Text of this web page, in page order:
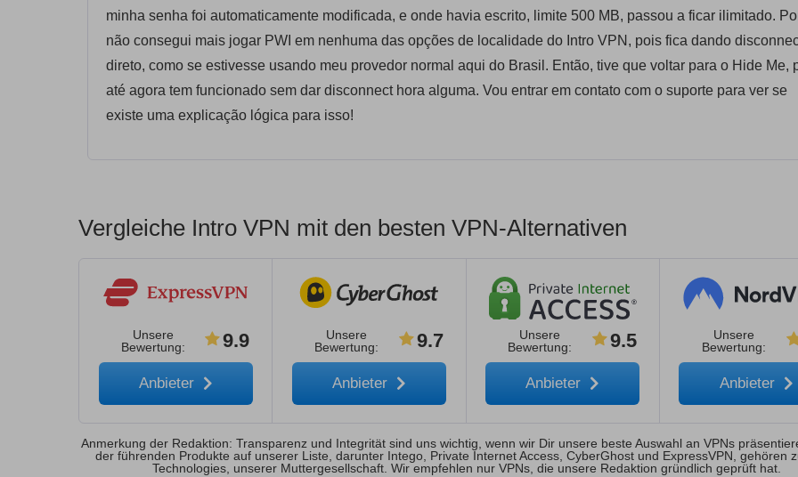
minha senha foi automaticamente modificada, e onde havia escrito, limite 500 MB, passou a ficar ilimitado.
não consegui mais jogar PWI em nenhuma das opções de localidade do Intro VPN, pois fica dando
direto, como se estivesse usando meu provedor normal aqui do Brasil. Então, tive que voltar para o Hide Me,
até agora tem funcionado sem dar disconnect hora alguma. Vou entrar em contato com o suporte para ver se
existe uma explicação lógica para isso!
Vergleiche Intro VPN mit den besten VPN-Alternativen
Unsere
Bewertung: 9.9
Anbieter
Unsere
Bewertung: 9.7
Anbieter
Unsere
Bewertung: 9.5
Anbieter
Unsere
Bewertung:
Anbieter
Anmerkung der Redaktion: Transparenz und Integrität sind uns wichtig, wenn wir Dir unsere beste Auswahl an VPNs
der führenden Produkte auf unserer Liste, darunter Intego, Private Internet Access, CyberGhost und ExpressVPN, gehören
Technologies, unserer Muttergesellschaft. Wir empfehlen nur VPNs, die unsere Redaktion gründlich geprüft hat.